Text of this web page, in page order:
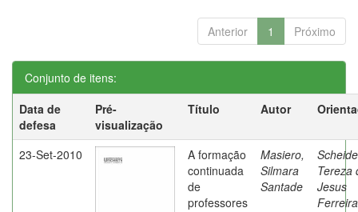
Anterior 1 Próximo
Conjunto de itens:
Data de
defesa
Pré-
visualização
Título Autor
23-Set-2010
A formação
continuada
de
professores
Masiero,
Silmara
Santade
Tereza
Jesus
Ferreira